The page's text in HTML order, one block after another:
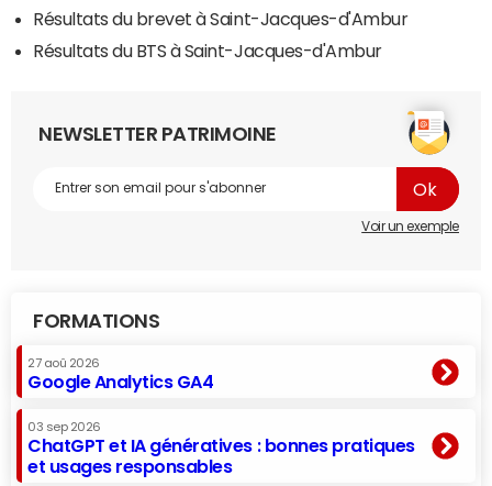
Résultats du brevet à Saint-Jacques-d'Ambur
Résultats du BTS à Saint-Jacques-d'Ambur
NEWSLETTER PATRIMOINE
Voir un exemple
FORMATIONS
27 aoû 2026
Google Analytics GA4
03 sep 2026
ChatGPT et IA génératives : bonnes pratiques
et usages responsables